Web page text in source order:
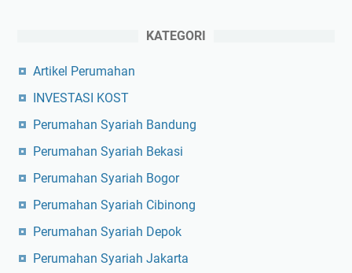
KATEGORI
Artikel Perumahan
INVESTASI KOST
Perumahan Syariah Bandung
Perumahan Syariah Bekasi
Perumahan Syariah Bogor
Perumahan Syariah Cibinong
Perumahan Syariah Depok
Perumahan Syariah Jakarta